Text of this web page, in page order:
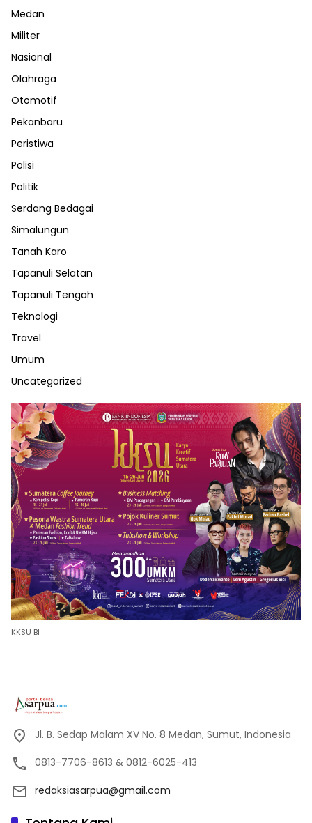
Medan
Militer
Nasional
Olahraga
Otomotif
Pekanbaru
Peristiwa
Polisi
Politik
Serdang Bedagai
Simalungun
Tanah Karo
Tapanuli Selatan
Tapanuli Tengah
Teknologi
Travel
Umum
Uncategorized
KKSU BI
Jl. B. Sedap Malam XV No. 8 Medan, Sumut, Indonesia
0813-7706-8613 & 0812-6025-413
redaksiasarpua@gmail.com